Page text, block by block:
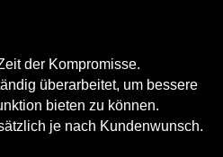
der Kompromisse.
überarbeitet, um bessere
bieten zu können.
je nach Kundenwunsch.